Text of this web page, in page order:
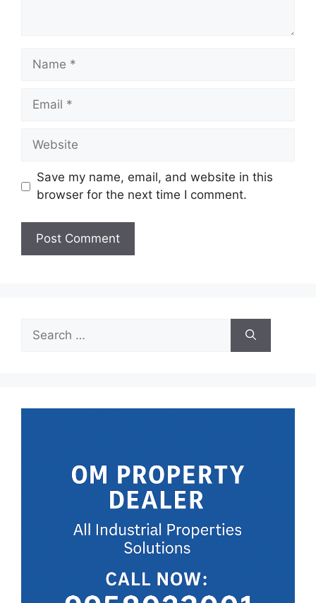
Name
Email
Website
Save my name, email, and website in this
browser for the next time I comment.
for: